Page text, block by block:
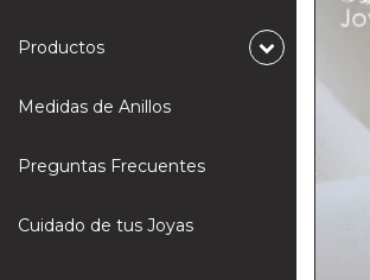
Productos
Medidas de Anillos
Preguntas Frecuentes
Cuidado de tus Joyas